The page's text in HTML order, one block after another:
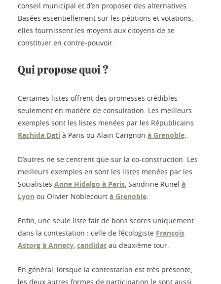
conseil municipal et d’en proposer des alternatives.
Basées essentiellement sur les pétitions et votations,
elles fournissent les moyens aux citoyens de se
constituer en contre-pouvoir.
Qui propose quoi ?
Certaines listes offrent des promesses crédibles
seulement en matière de consultation. Les meilleurs
exemples sont les listes menées par les Républicains
Rachida Dati à Paris ou Alain Carignon à Grenoble.
D’autres ne se centrent que sur la co-construction. Les
meilleurs exemples en sont les listes menées par les
Socialistes Anne Hidalgo à Paris, Sandrine Runel à
Lyon ou Olivier Noblecourt à Grenoble.
Enfin, une seule liste fait de bons scores uniquement
dans la contestation : celle de l’écologiste François
Astorg à Annecy, candidat au deuxième tour.
En général, lorsque la contestation est très présente,
les deux autres formes de participation le sont aussi,